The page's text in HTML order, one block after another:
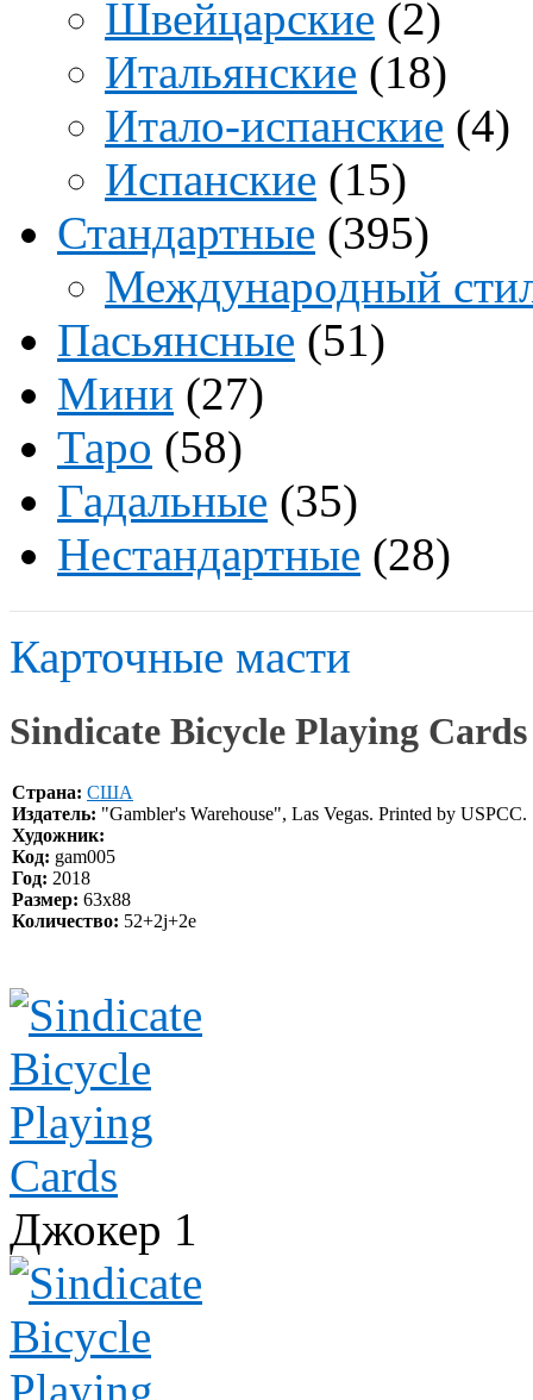
Швейцарские (2)
Итальянские (18)
Итало-испанские (4)
Испанские (15)
Стандартные (395)
Международный
Пасьянсные (51)
Мини (27)
Таро (58)
Гадальные (35)
Нестандартные (28)
Карточные масти
Sindicate Bicycle Playing Cards
Страна: США
Издатель: "Gambler's Warehouse", Las Vegas. Printed by USPCC.
Художник:
Код: gam005
Год: 2018
Размер: 63x88
Количество: 52+2j+2e
Джокер 1